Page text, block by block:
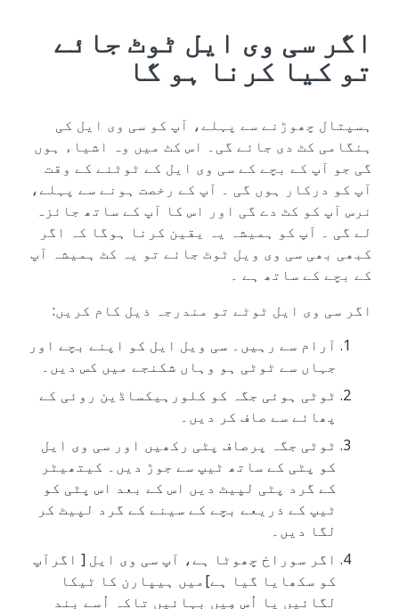
اگر سی وی ایل ٹوٹ جائے
تو کیا کرنا ہو گا
ہسپتال چھوڑنے سے پہلے، آپ کو سی وی ایل کی
ہنگامی کٹ دی جائے گی۔ اس کٹ میں وہ اشیاء ہوں
گی جو آپ کے بچے کے سی وی ایل کے ٹوٹنے کے وقت
آپ کو درکار ہوں گی ۔ آپ کے رخصت ہونے سے پہلے،
نرس آپ کو کٹ دے گی اور اس کا آپ کے ساتھ جائزہ
لے گی ۔ آپ کو ہمیشہ یہ یقین کرنا ہوگا کہ اگر
کبھی بھی سی وی ویل ٹوٹ جائے تو یہ کٹ ہمیشہ آپ
کے بچے کے ساتھ ہے ۔
اگر سی وی ایل ٹوٹے تو مندرجہ ذیل کام کریں:
آرام سے رہیں۔ سی ویل ایل کو اپنے بچے اور
جہاں سے ٹوٹی ہو وہاں شکنجے میں کس دیں۔
ٹوٹی ہوئی جگہ کو کلورہیکساڈین روئی کے
پھائے سے صاف کر دیں۔
ٹوٹی جگہ پرصاف پٹی رکھیں اور سی وی ایل
کو پٹی کے ساتھ ٹیپ سے جوڑ دیں۔ کیتھیٹر
کے گرد پٹی لپیٹ دیں اس کے بعد اس پٹی کو
ٹیپ کے ذریعے بچے کے سینے کے گرد لپیٹ کر
لگا دیں۔
اگر سوراخ چھوٹا ہے، آپ سی وی ایل [ اگرآپ
کو سکھایا گیا ہے]میں ہیپارن کا ٹیکا
لگائیں یا اُس مِیں بہائیں تاکہ اُسے بند